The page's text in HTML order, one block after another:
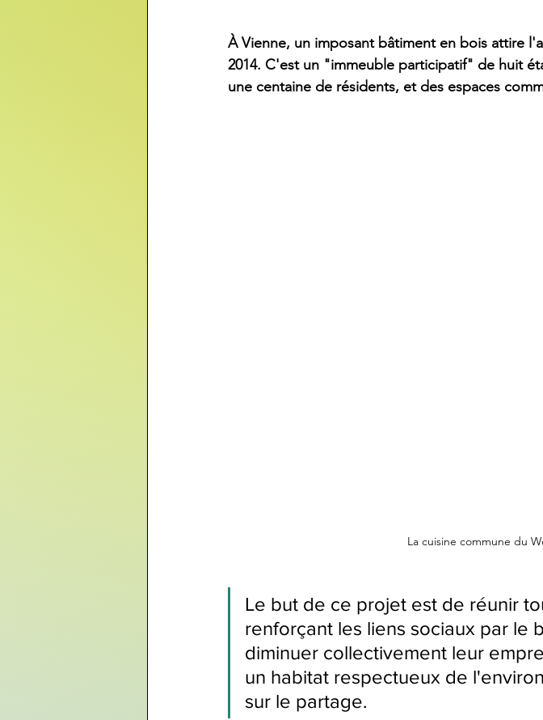
À Vienne, un imposant bâtiment en bois attire
2014. C'est un "immeuble participatif" de huit
une centaine de résidents, et des espaces
La cuisine commune du
Le but de ce projet est de réunir
renforçant les liens sociaux par le
diminuer collectivement leur
un habitat respectueux de
sur le partage.